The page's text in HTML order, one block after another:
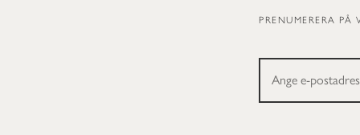
PRENUMERERA